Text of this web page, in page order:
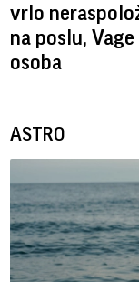
vrlo
na poslu,
osoba
ASTRO